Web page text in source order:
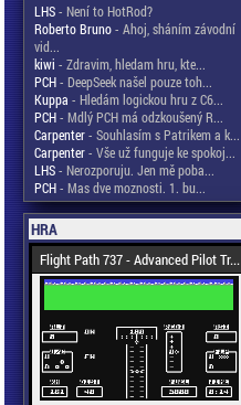
LHS- Není to HotRod?
Roberto Bruno- Ahoj, sháním závodní
vid...
kiwi - Zdravim, hledam hru, kte...
PCH- DeepSeek našel pouze toh...
Kuppa - Hledám logickou hru z C6...
PCH- Mdlý PCH má odzkoušený R...
Carpenter- Souhlasím s Patrikem a k...
Carpenter- Vše už funguje ke spokoj...
LHS- Nerozporuju. Jen mě poba...
PCH- Mas dve moznosti. 1. bu...
HRA
Flight Path 737 - Advanced Pilot Tr...